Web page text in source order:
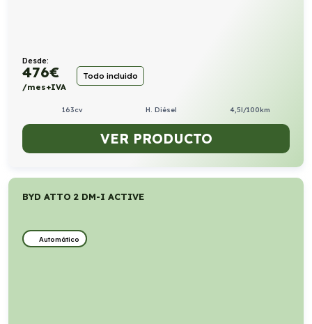
Desde:
476€
/mes+IVA
Todo incluido
163cv H. Diésel 4,5l/100km
VER PRODUCTO
BYD ATTO 2 DM-I ACTIVE
Automático